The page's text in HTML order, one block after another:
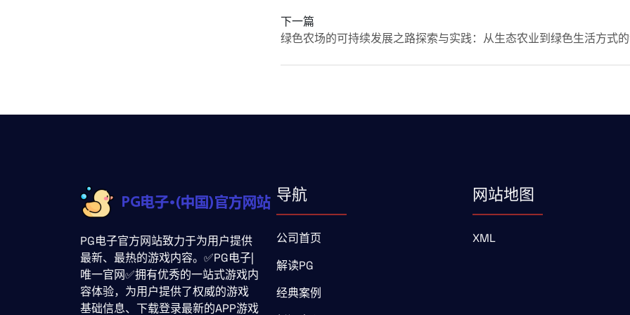
下一篇
绿色农场的可持续发展之路探索与实践：从生态农业到绿色生活方式
PG电子官方网站致力于为用户提供
最新、最热的游戏内容。✅PG电子|
唯一官网✅拥有优秀的一站式游戏内
容体验，为用户提供了权威的游戏
基础信息、下载登录最新的APP游戏
导航
公司首页
解读PG
经典案例
网站地图
XML